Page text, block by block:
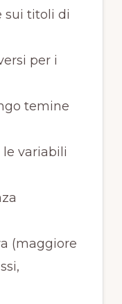
sui titoli di
per i
temine
le variabili
(maggiore